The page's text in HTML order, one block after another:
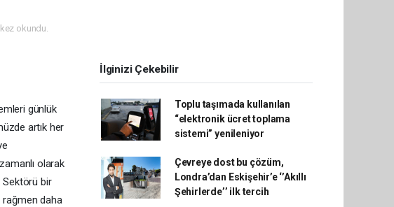
okundu.
günlük
artık her
olarak
Sektörü bir
rağmen daha
İlginizi Çekebilir
Toplu taşımada kullanılan
“elektronik ücret toplama
sistemi” yenileniyor
Çevreye dost bu çözüm,
Londra’dan Eskişehir’e ‘’Akıllı
Şehirlerde’’ ilk tercih